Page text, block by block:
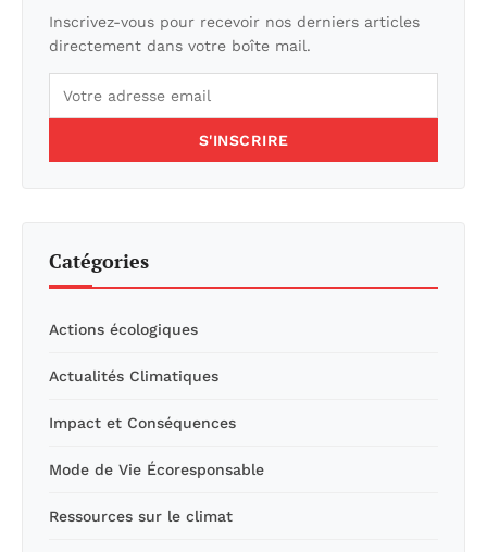
Inscrivez-vous pour recevoir nos derniers articles
directement dans votre boîte mail.
S'INSCRIRE
Catégories
Actions écologiques
Actualités Climatiques
Impact et Conséquences
Mode de Vie Écoresponsable
Ressources sur le climat